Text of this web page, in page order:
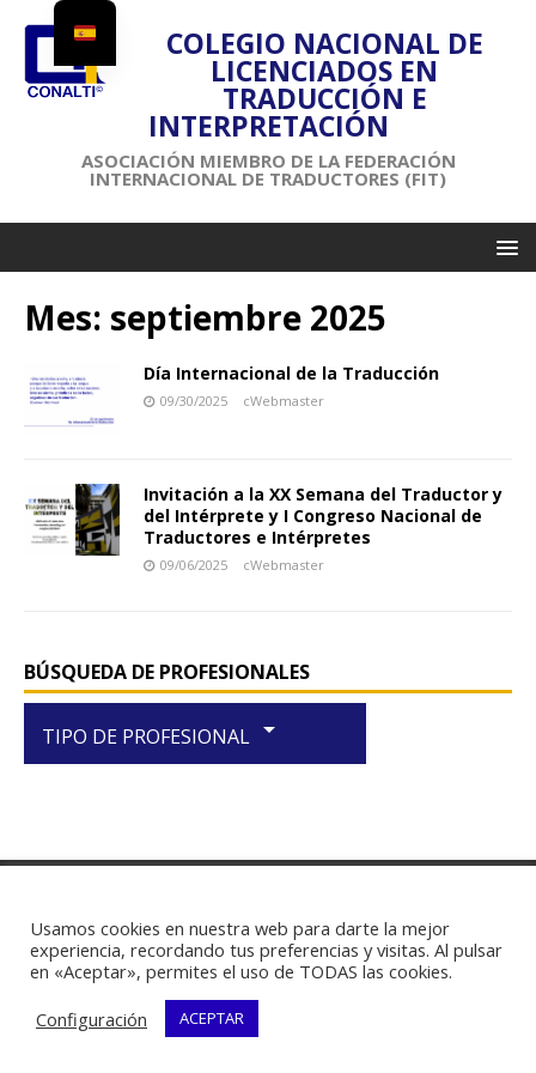
COLEGIO NACIONAL DE
LICENCIADOS EN
TRADUCCIÓN E
INTERPRETACIÓN
ASOCIACIÓN MIEMBRO DE LA FEDERACIÓN
INTERNACIONAL DE TRADUCTORES (FIT)
Mes: septiembre 2025
Día Internacional de la Traducción
09/30/2025 cWebmaster
Invitación a la XX Semana del Traductor y
del Intérprete y I Congreso Nacional de
Traductores e Intérpretes
09/06/2025 cWebmaster
BÚSQUEDA DE PROFESIONALES
TIPO DE PROFESIONAL arrow_drop_down
RIF J-29438867-1
Copyright © 2026 | Plantilla WordPress por
Usamos cookies en nuestra web para darte la mejor
experiencia, recordando tus preferencias y visitas. Al pulsar
en «Aceptar», permites el uso de TODAS las cookies.
Configuración
ACEPTAR